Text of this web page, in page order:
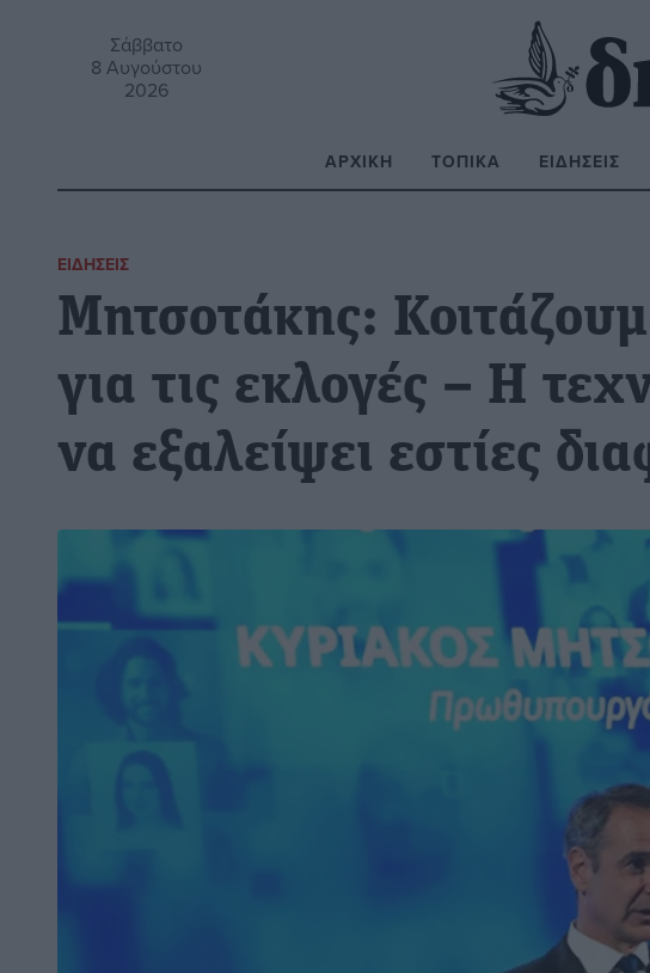
Σάββατο
8 Αυγούστου
2026
ΑΡΧΙΚΉ ΤΟΠΙΚΆ ΕΙΔΉΣΕΙΣ
ΕΙΔΉΣΕΙΣ
Μητσοτάκης:
για τις εκλογές – Η
να εξαλείψει εστίες